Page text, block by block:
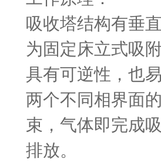
吸收塔结构有垂
为固定床立式吸
具有可逆性，也
两个不同相界面
束，气体即完成
排放。